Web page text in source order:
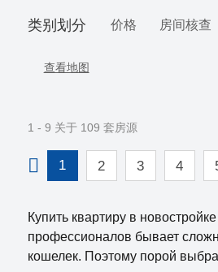
类别划分 价格 房间核查
查看地图
1 - 9 关于 109 套房源
1 2 3 4
Купить квартиру в
профессионалов бывает
кошелек. Поэтому порой